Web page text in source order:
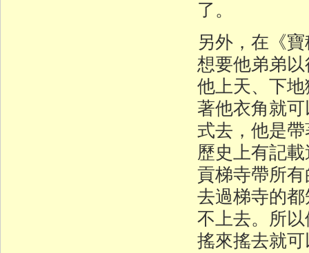
了。
另外，在《
想要他弟弟
他上天、下
著他衣角就
式去，他是
歷史上有記
貢梯寺帶所
去過梯寺的
不上去。所
搖來搖去就